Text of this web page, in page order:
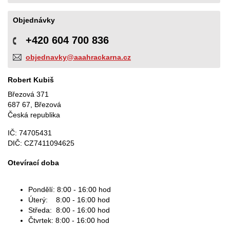
Objednávky
+420 604 700 836
objednavky@aaahrackarna.cz
Robert Kubiš
Březová 371
687 67, Březová
Česká republika
IČ: 74705431
DIČ: CZ7411094625
Otevírací doba
Pondělí: 8:00 - 16:00 hod
Úterý: 8:00 - 16:00 hod
Středa: 8:00 - 16:00 hod
Čtvrtek: 8:00 - 16:00 hod